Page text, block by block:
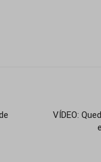
VÍDEO: